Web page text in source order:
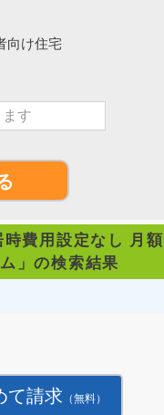
向け住宅
時費用設定なし 月額
」の検索結果
て請求 （無料）